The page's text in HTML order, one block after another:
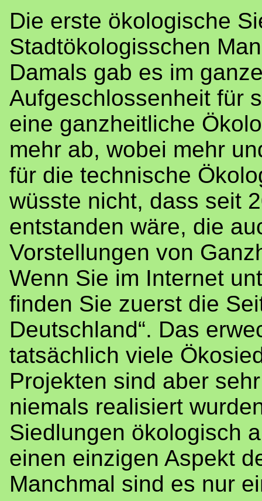
Die erste ökologische
Stadtökologisschen
Damals gab es im
Aufgeschlossenheit für
eine ganzheitliche
mehr ab, wobei mehr
für die technische
wüsste nicht, dass seit
entstanden wäre, die
Vorstellungen von
Wenn Sie im Internet
finden Sie zuerst die
Deutschland“. Das
tatsächlich viele
Projekten sind aber
niemals realisiert
Siedlungen ökologisch
einen einzigen Aspekt
Manchmal sind es nur